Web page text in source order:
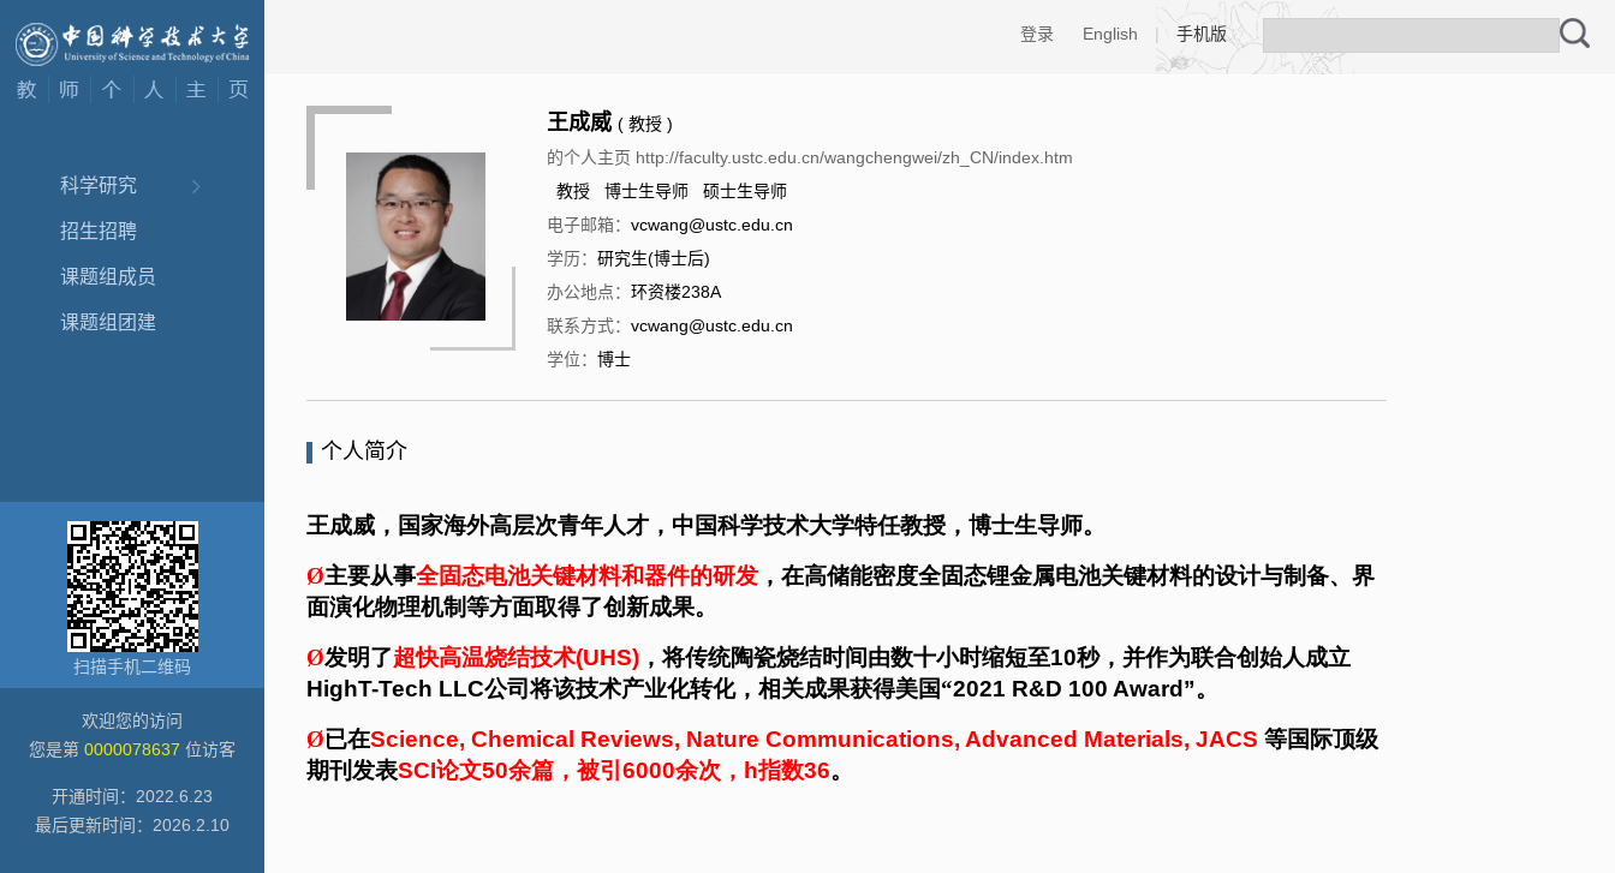
科学研究
招生招聘
课题组成员
课题组团建
扫描手机二维码
欢迎您的访问
您是第 0000078637 位访客
开通时间： 2022 6 23
最后更新时间： 2026 2 10
登录 English | 手机版
王成威 ( 教授 )
的个人主页 http://faculty.ustc.edu.cn/wangchengwei/zh_CN/index.htm
教授 博士生导师 硕士生导师
电子邮箱： vcwang@ustc.edu.cn
学历： 研究生(博士后)
办公地点： 环资楼238A
联系方式： vcwang@ustc.edu.cn
学位： 博士
个人简介